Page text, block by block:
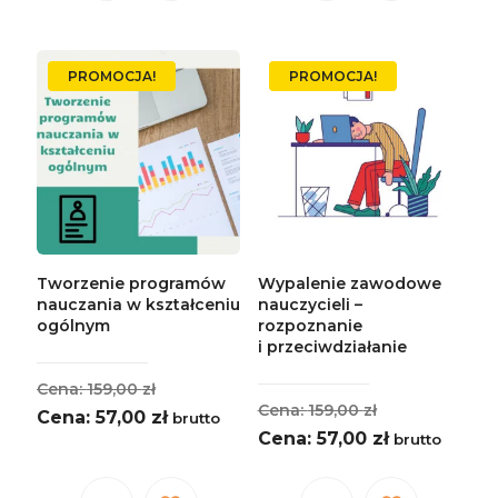
wiele
wariantów.
Opcje
można
wybrać
na
stronie
wiele
wariantów.
Opcje
można
wybrać
na
PROMOCJA!
Tworzenie programów
nauczania w kształceniu
ogólnym
159,00złPierwotna
cena
57,00 złAktualna
brutto
PROMOCJA!
Wypalenie zawodowe
nauczycieli –
rozpoznanie
i przeciwdziałanie
159,00złPierwotna
cena
57,00 złAktualna
brutto